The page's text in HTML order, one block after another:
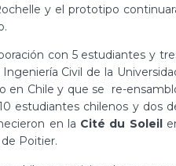
y el prototipo
con 5 estudiantes y
Civil de la
en Chile y que se re-
estudiantes chilenos y dos
en la Cité du Soleil
Poitier.